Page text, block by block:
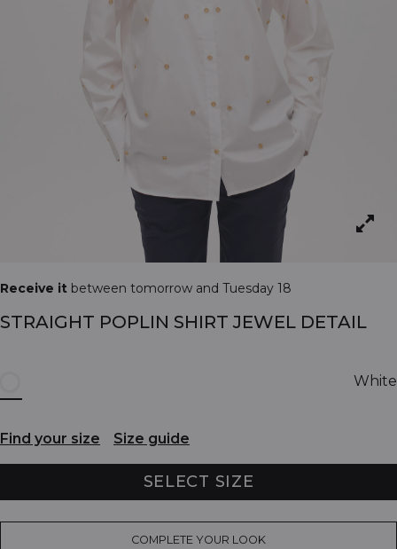
Receive it between tomorrow and Tuesday 18
STRAIGHT POPLIN SHIRT JEWEL DETAIL
White
Find your size Size guide
SELECT SIZE
COMPLETE YOUR LOOK